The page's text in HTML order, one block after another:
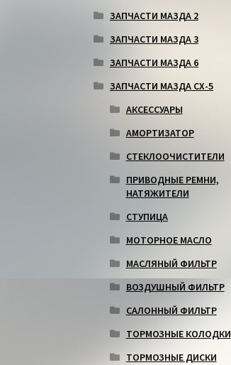
ЗАПЧАСТИ МАЗДА 2
ЗАПЧАСТИ МАЗДА 3
ЗАПЧАСТИ МАЗДА 6
ЗАПЧАСТИ МАЗДА СХ-5
АКСЕССУАРЫ
АМОРТИЗАТОР
СТЕКЛООЧИСТИТЕЛИ
ПРИВОДНЫЕ РЕМНИ,
НАТЯЖИТЕЛИ
СТУПИЦА
МОТОРНОЕ МАСЛО
МАСЛЯНЫЙ ФИЛЬТР
ВОЗДУШНЫЙ ФИЛЬТР
САЛОННЫЙ ФИЛЬТР
ТОРМОЗНЫЕ КОЛОДКИ
ТОРМОЗНЫЕ ДИСКИ